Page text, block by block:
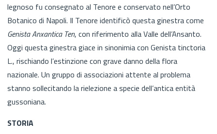
legnoso fu consegnato al Tenore e conservato nell’Orto
Botanico di Napoli. Il Tenore identificò questa ginestra come
Genista Anxantica Ten, con riferimento alla Valle dell’Ansanto.
Oggi questa ginestra giace in sinonimia con Genista tinctoria
L., rischiando l’estinzione con grave danno della flora
nazionale. Un gruppo di associazioni attente al problema
stanno sollecitando la rielezione a specie dell’antica entità
gussoniana.
STORIA